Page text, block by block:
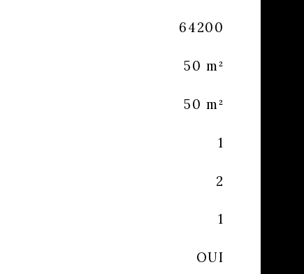
64200
50 m²
50 m²
1
2
1
OUI